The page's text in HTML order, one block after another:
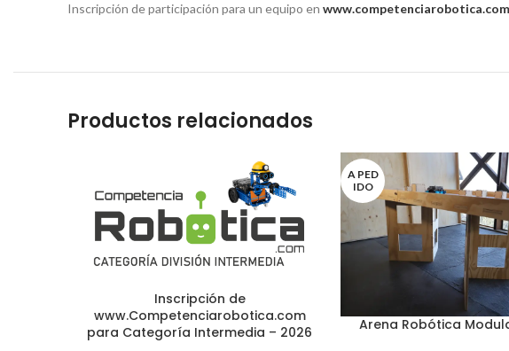
Inscripción de participación para un equipo en www.competenciarobotica.com
Productos relacionados
Inscripción de
www.Competenciarobotica.com
para Categoría Intermedia – 2026
A PED
IDO
Arena Robótica